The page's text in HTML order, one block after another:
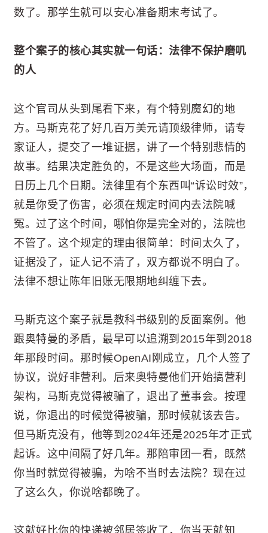
数了。那学生就可以安心准备期末考试了。
整个案子的核心其实就一句话：法律不保护磨叽
的人
这个官司从头到尾看下来，有个特别魔幻的地
方。马斯克花了好几百万美元请顶级律师，请专
家证人，提交了一堆证据，讲了一个特别悲情的
故事。结果决定胜负的，不是这些大场面，而是
日历上几个日期。法律里有个东西叫“诉讼时效”，
就是你受了伤害，必须在规定时间内去法院喊
冤。过了这个时间，哪怕你是完全对的，法院也
不管了。这个规定的理由很简单：时间太久了，
证据没了，证人记不清了，双方都说不明白了。
法律不想让陈年旧账无限期地纠缠下去。
马斯克这个案子就是教科书级别的反面案例。他
跟奥特曼的矛盾，最早可以追溯到2015年到2018
年那段时间。那时候OpenAI刚成立，几个人签了
协议，说好非营利。后来奥特曼他们开始搞营利
架构，马斯克觉得被骗了，退出了董事会。按理
说，你退出的时候觉得被骗，那时候就该去告。
但马斯克没有，他等到2024年还是2025年才正式
起诉。这中间隔了好几年。那陪审团一看，既然
你当时就觉得被骗，为啥不当时去法院？现在过
了这么久，你说啥都晚了。